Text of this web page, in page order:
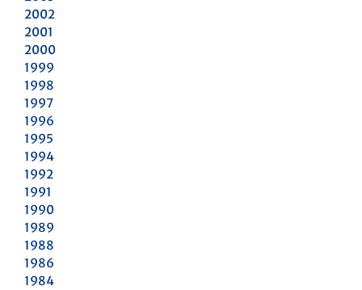
2002
2001
2000
1999
1998
1997
1996
1995
1994
1992
1991
1990
1989
1988
1986
1984